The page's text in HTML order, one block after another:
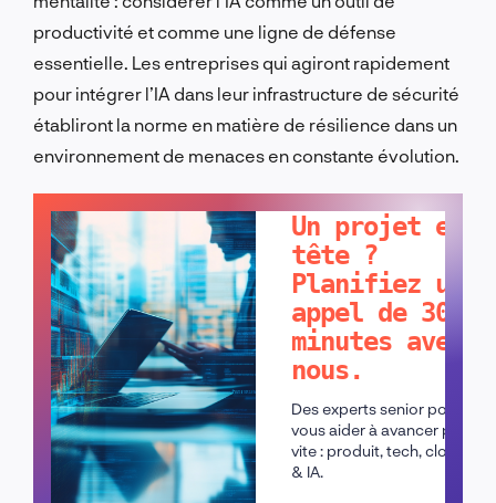
productivité et comme une ligne de défense
essentielle. Les entreprises qui agiront rapidement
pour intégrer l’IA dans leur infrastructure de sécurité
établiront la norme en matière de résilience dans un
environnement de menaces en constante évolution.
Un projet en
tête ?
Planifiez un
appel de 30
minutes avec
nous.
Des experts senior pour
vous aider à avancer plus
vite : produit, tech, cloud
& IA.